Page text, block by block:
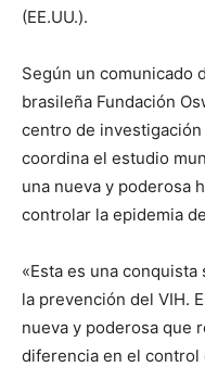
(EE.UU.).
Según un comunicado
brasileña Fundación
centro de
coordina el estudio
una nueva y poderosa
controlar la epidemia
«Esta es una
la prevención del VIH.
nueva y poderosa que
diferencia en el control